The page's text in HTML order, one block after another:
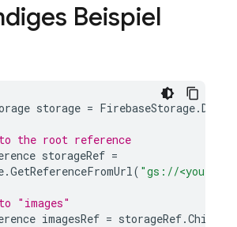
Beispiel
storage = FirebaseStorage.
the root reference
storageRef =
.GetReferenceFromUrl( "gs://<your-
"images"
imagesRef = storageRef.Child